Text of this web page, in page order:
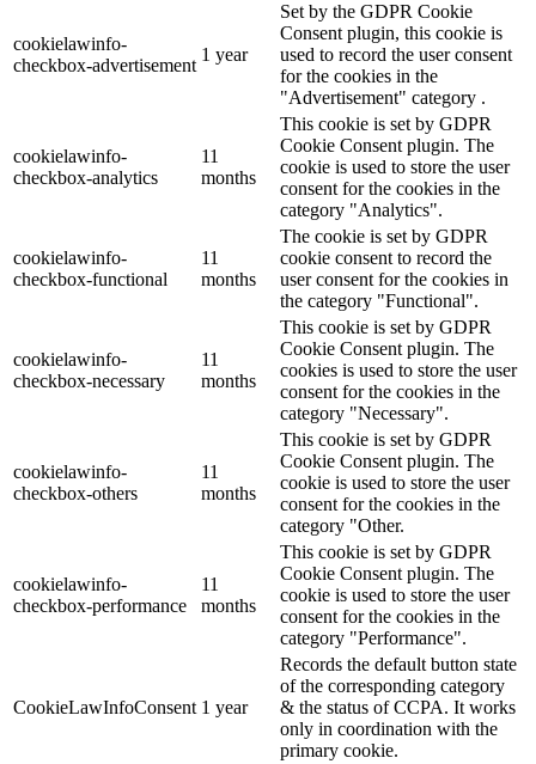
cookielawinfo-
checkbox-advertisement
1 year
Set by the GDPR Cookie
Consent plugin, this cookie is
used to record the user consent
for the cookies in the
"Advertisement" category .
cookielawinfo-
checkbox-analytics
11
months
This cookie is set by GDPR
Cookie Consent plugin. The
cookie is used to store the user
consent for the cookies in the
category "Analytics".
cookielawinfo-
checkbox-functional
11
months
The cookie is set by GDPR
cookie consent to record the
user consent for the cookies in
the category "Functional".
cookielawinfo-
checkbox-necessary
11
months
This cookie is set by GDPR
Cookie Consent plugin. The
cookies is used to store the user
consent for the cookies in the
category "Necessary".
cookielawinfo-
checkbox-others
11
months
This cookie is set by GDPR
Cookie Consent plugin. The
cookie is used to store the user
consent for the cookies in the
category "Other.
cookielawinfo-
checkbox-performance
11
months
This cookie is set by GDPR
Cookie Consent plugin. The
cookie is used to store the user
consent for the cookies in the
category "Performance".
CookieLawInfoConsent 1 year
Records the default button state
of the corresponding category
& the status of CCPA. It works
only in coordination with the
primary cookie.